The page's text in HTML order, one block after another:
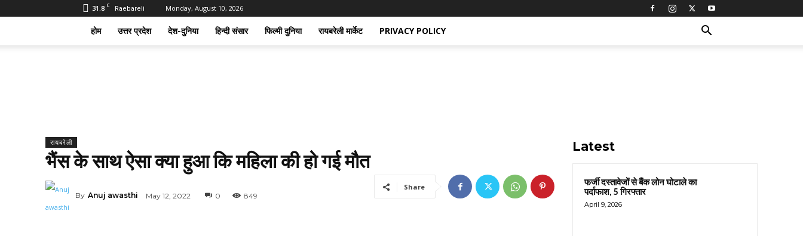
31.8 C Raebareli Monday, August 10, 2026
होम उत्तर प्रदेश देश-दुनिया हिन्दी संसार फिल्मी दुनिया रायबरेली मार्केट PRIVACY POLICY
रायबरेली
भैंस के साथ ऐसा क्या हुआ कि महिला की हो गई मौत
By Anuj awasthi May 12, 2022 0 849
Share
Latest
फर्जी दस्तावेजों से बैंक लोन घोटाले का
पर्दाफाश, 5 गिरफ्तार
April 9, 2026